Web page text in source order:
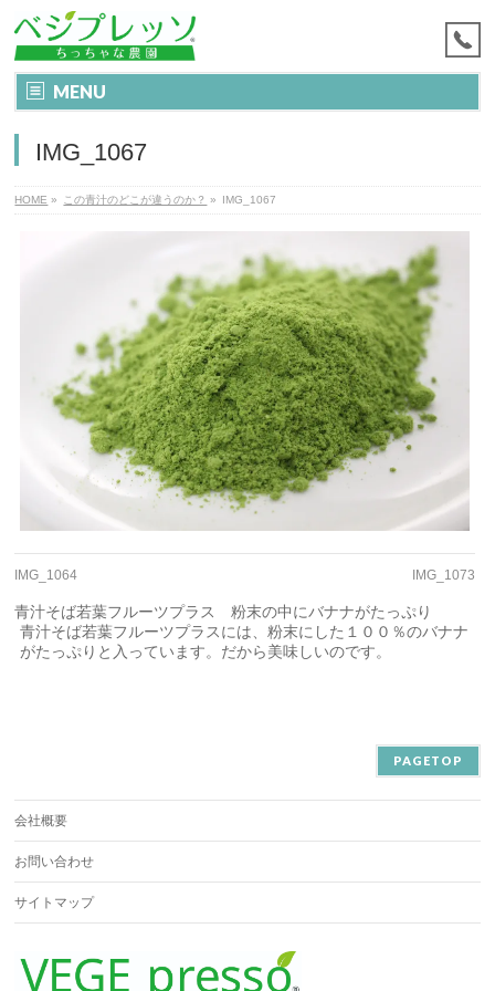
MENU
IMG_1067
HOME » この青汁のどこが違うのか？ » IMG_1067
IMG_1064 IMG_1073
青汁そば若葉フルーツプラス 粉末の中にバナナがたっぷり
青汁そば若葉フルーツプラスには、粉末にした１００％のバナナ
がたっぷりと入っています。だから美味しいのです。
PAGETOP
会社概要
お問い合わせ
サイトマップ